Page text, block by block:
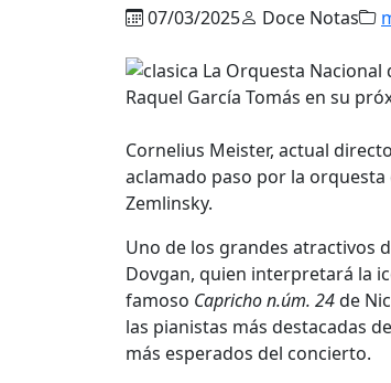
07/03/2025 Doce Notas
Cornelius Meister, actual
aclamado paso por la
Zemlinsky.
Uno de los grandes atractivos
Dovgan, quien interpretará la
famoso Capricho n.úm. 24de
las pianistas más destacadas
más esperados del concierto.